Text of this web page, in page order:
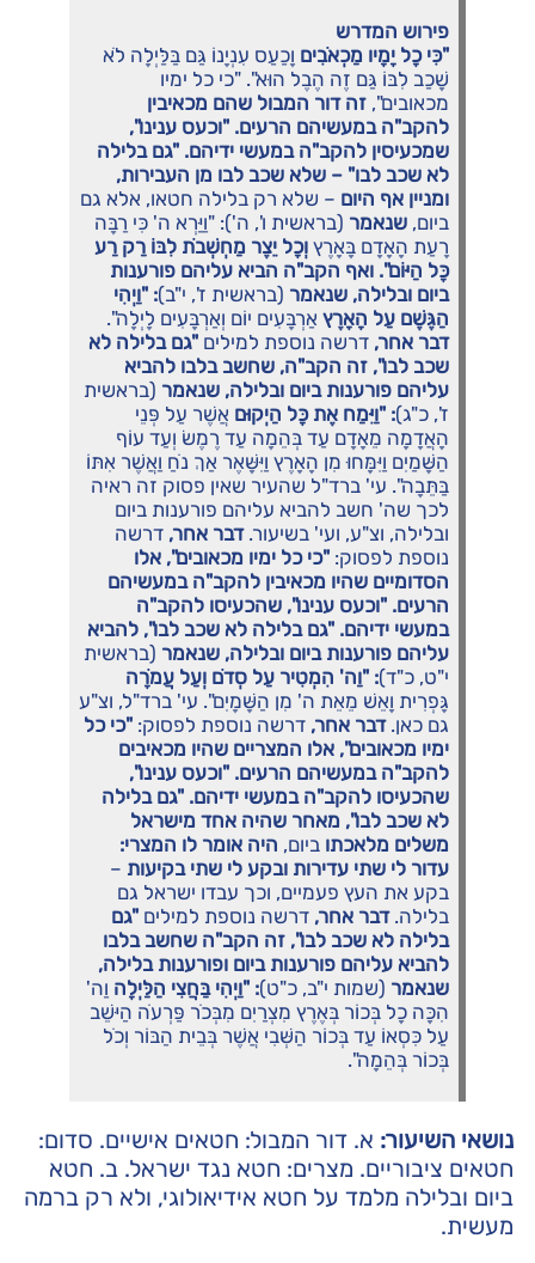
פירוש המדרש
"כִּי כָל יָמָיו מַכְאֹבִים וָכַעַס עִנְיָנוֹ גַּם בַּלַּיְלָה לֹא
שָׁכַב לִבּוֹ גַּם זֶה הֶבֶל הוּא". "כי כל ימיו
מכאובים", זה דור המבול שהם מכאיבין
להקב"ה במעשיהם הרעים. "וכעס ענינו",
שמכעיסין להקב"ה במעשי ידיהם. "גם בלילה
לא שכב לבו" – שלא שכב לבו מן העבירות,
ומניין אף היום – שלא רק בלילה חטאו, אלא גם
ביום, שנאמר (בראשית ו', ה'): "וַיַּרְא ה' כִּי רַבָּה
רָעַת הָאָדָם בָּאָרֶץ וְכָל יֵצֶר מַחְשְׁבֹת לִבּוֹ רַק רַע
כָּל הַיּוֹם". ואף הקב"ה הביא עליהם פורענות
ביום ובלילה, שנאמר (בראשית ז', י"ב): "וַיְהִי
הַגֶּשֶׁם עַל הָאָרֶץאַרְבָּעִים יוֹם וְאַרְבָּעִים לָיְלָה".
דבר אחר, דרשה נוספת למילים "גם בלילה לא
שכב לבו", זה הקב"ה, שחשב בלבו להביא
עליהם פורענות ביום ובלילה, שנאמר (בראשית
ז', כ"ג): "וַיִּמַח אֶת כָּל הַיְקוּם אֲשֶׁר עַל פְּנֵי
הָאֲדָמָה מֵאָדָם עַד בְּהֵמָה עַד רֶמֶשׂ וְעַד עוֹף
הַשָּׁמַיִם וַיִּמָּחוּ מִן הָאָרֶץ וַיִּשָּׁאֶר אַךְ נֹחַ וַאֲשֶׁר אִתּוֹ
בַּתֵּבָה". עי' ברד"ל שהעיר שאין פסוק זה ראיה
לכך שה' חשב להביא עליהם פורענות ביום
ובלילה, וצ"ע, ועי' בשיעור.דבר אחר, דרשה
נוספת לפסוק: "כי כל ימיו מכאובים", אלו
הסדומיים שהיו מכאיבין להקב"ה במעשיהם
הרעים. "וכעס ענינו", שהכעיסו להקב"ה
במעשי ידיהם. "גם בלילה לא שכב לבו", להביא
עליהם פורענות ביום ובלילה, שנאמר (בראשית
י"ט, כ"ד): "וַה' הִמְטִיר עַל סְדֹם וְעַל עֲמֹרָה
גָּפְרִית וָאֵשׁ מֵאֵת ה' מִן הַשָּׁמָיִם". עי' ברד"ל, וצ"ע
גם כאן.דבר אחר, דרשה נוספת לפסוק: "כי כל
ימיו מכאובים", אלו המצריים שהיו מכאיבים
להקב"ה במעשיהם הרעים. "וכעס ענינו",
שהכעיסו להקב"ה במעשי ידיהם. "גם בלילה
לא שכב לבו", מאחר שהיה אחד מישראל
משלים מלאכתו ביום, היה אומר לו המצרי:
עדור לי שתי עדירות ובקע לי שתי בקיעות –
בקע את העץ פעמיים, וכך עבדו ישראל גם
בלילה.דבר אחר, דרשה נוספת למילים "גם
בלילה לא שכב לבו", זה הקב"ה שחשב בלבו
להביא עליהם פורענות ביום ופורענות בלילה,
שנאמר (שמות י"ב, כ"ט): "וַיְהִי בַּחֲצִי הַלַּיְלָה וַה'
הִכָּה כָל בְּכוֹר בְּאֶרֶץ מִצְרַיִם מִבְּכֹר פַּרְעֹה הַיּשֵׁב
עַל כִּסְאוֹ עַד בְּכוֹר הַשְּׁבִי אֲשֶׁר בְּבֵית הַבּוֹר וְכֹל
בְּכוֹר בְּהֵמָה".
נושאי השיעור: א. דור המבול: חטאים אישיים. סדום:
חטאים ציבוריים. מצרים: חטא נגד ישראל. ב. חטא
ביום ובלילה מלמד על חטא אידיאולוגי, ולא רק ברמה
מעשית.